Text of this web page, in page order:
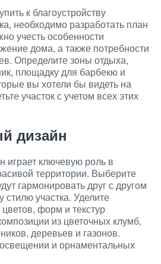
к благоустройству
необходимо разработать план
учесть особенности
дома, а также потребности
Определите зоны отдыха,
площадку для барбекю и
вы хотели бы видеть на
участок с учетом всех этих
дизайн
ключевую роль в
территории. Выберите
гармонировать друг с другом
участка. Уделите
форм и текстур
из цветочных клумб,
деревьев и газонов.
и орнаментальных